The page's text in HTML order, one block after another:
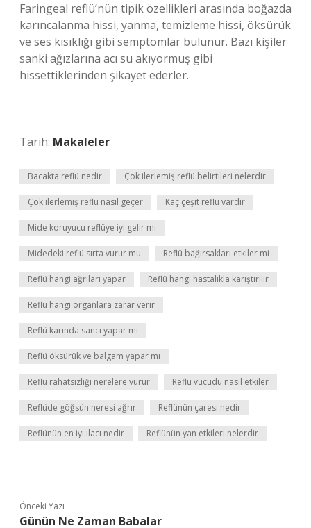
Faringeal reflü’nün tipik özellikleri arasında boğazda
karıncalanma hissi, yanma, temizleme hissi, öksürük
ve ses kısıklığı gibi semptomlar bulunur. Bazı kişiler
sanki ağızlarına acı su akıyormuş gibi
hissettiklerinden şikayet ederler.
Tarih: Makaleler
Bacakta reflü nedir Çok ilerlemiş reflü belirtileri nelerdir
Çok ilerlemiş reflü nasıl geçer Kaç çeşit reflü vardır
Mide koruyucu reflüye iyi gelir mi
Midedeki reflü sırta vurur mu Reflü bağırsakları etkiler mi
Reflü hangi ağrıları yapar Reflü hangi hastalıkla karıştırılır
Reflü hangi organlara zarar verir
Reflü karında sancı yapar mı
Reflü öksürük ve balgam yapar mı
Reflü rahatsızlığı nerelere vurur Reflü vücudu nasıl etkiler
Reflüde göğsün neresi ağrır Reflünün çaresi nedir
Reflünün en iyi ilacı nedir Reflünün yan etkileri nelerdir
Önceki Yazı
Günün Ne Zaman Babalar